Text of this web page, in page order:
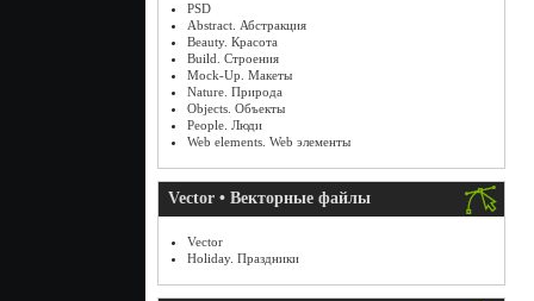
PSD
Abstract. Абстракция
Beauty. Красота
Build. Строения
Mock-Up. Макеты
Nature. Природа
Objects. Объекты
People. Люди
Web elements. Web элементы
Vector • Векторные файлы
Vector
Holiday. Праздники